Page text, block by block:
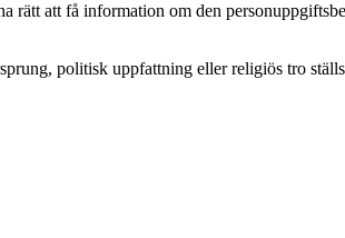
rätt att få information om den
politisk uppfattning eller religiös tro